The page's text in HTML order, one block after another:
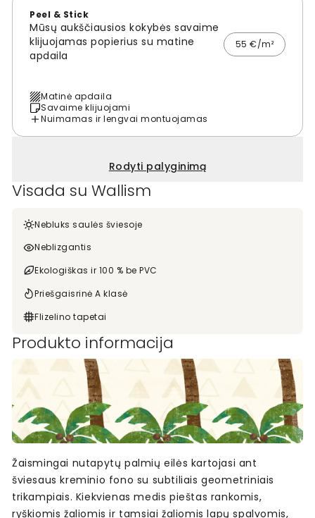
Peel & Stick
Mūsų aukščiausios kokybės savaime
klijuojamas popierius su matine
apdaila
55 €/m²
Matinė apdaila
Savaime klijuojami
Nuimamas ir lengvai montuojamas
Rodyti palyginimą
Visada su Wallism
Nebluks saulės šviesoje
Neblizgantis
Ekologiškas ir 100 % be PVC
Priešgaisrinė A klasė
Flizelino tapetai
Produkto informacija
Žaismingai nutapytų palmių eilės kartojasi ant
šviesaus kreminio fono su subtiliais geometriniais
trikampiais. Kiekvienas medis pieštas rankomis,
ryškiomis žaliomis ir tamsiai žaliomis lapų spalvomis,